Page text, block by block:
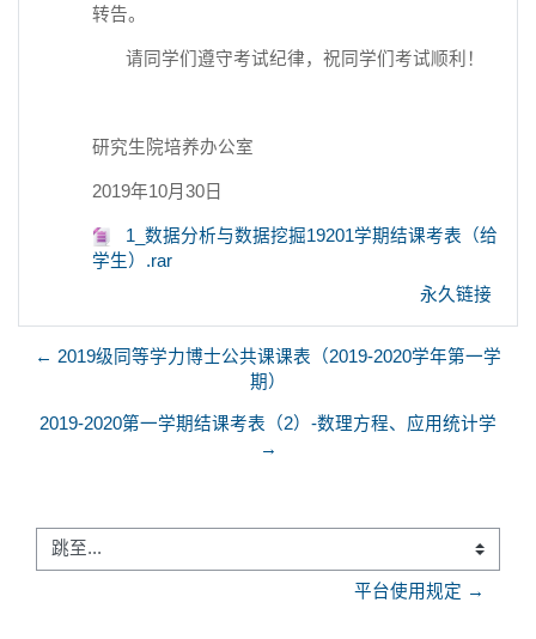
转告。
请同学们遵守考试纪律，祝同学们考试顺利！
研究生院培养办公室
2019年10月30日
1_数据分析与数据挖掘19201学期结课考表（给
学生）.rar
永久链接
← 2019级同等学力博士公共课课表（2019-2020学年第一学
期）
2019-2020第一学期结课考表（2）-数理方程、应用统计学
→
跳至...
平台使用规定 →